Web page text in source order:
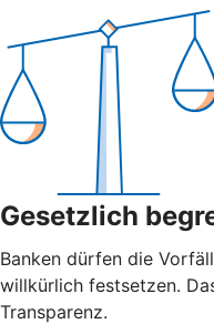
Gesetzlich
Banken dürfen die
willkürlich festsetzen.
Transparenz.